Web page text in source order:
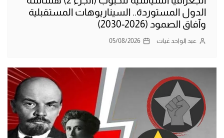
الدول المستوردة.. السيناريوهات المستقبلية
وآفاق الصمود (2026-2030)
عبد الواحد غيات 05/08/2026